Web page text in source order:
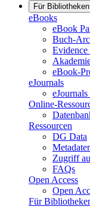
Für Bibliotheken
eBooks
eBook
Buch-
Evidence
eBook-
eJournals
Online-
Ressourcen
DG Data
Zugriff
FAQs
Open Access
Open
Für